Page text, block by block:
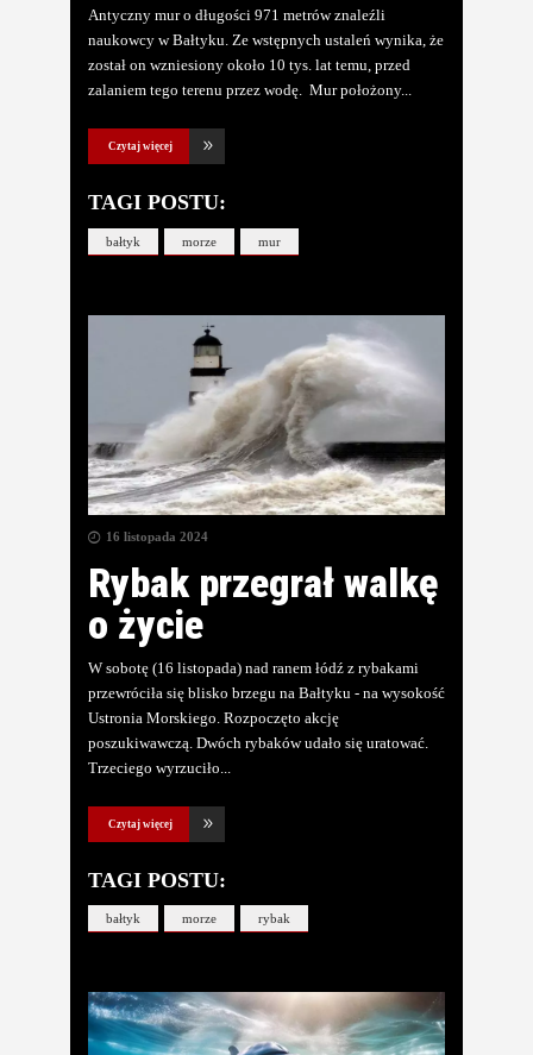
Antyczny mur o długości 971 metrów znaleźli
naukowcy w Bałtyku. Ze wstępnych ustaleń wynika, że
został on wzniesiony około 10 tys. lat temu, przed
zalaniem tego terenu przez wodę. Mur położony
Czytaj więcej
TAGI POSTU:
bałtyk morze mur
16 listopada 2024
Rybak przegrał walkę
o życie
W sobotę (16 listopada) nad ranem łódź z rybakami
przewróciła się blisko brzegu na Bałtyku - na wysokość
Ustronia Morskiego. Rozpoczęto akcję
poszukiwawczą. Dwóch rybaków udało się uratować.
Trzeciego wyrzuciło
Czytaj więcej
TAGI POSTU:
bałtyk morze rybak